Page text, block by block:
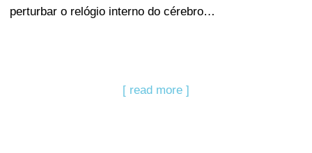
perturbar o relógio interno do cérebro…
[ read more ]